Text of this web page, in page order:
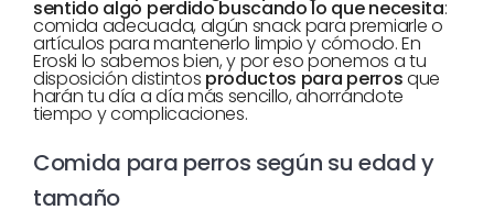
sentido algo perdido buscando lo que necesita:
comida adecuada, algún snack para premiarle o
artículos para mantenerlo limpio y cómodo. En
Eroski lo sabemos bien, y por eso ponemos a tu
disposición distintos productos para perrosque
harán tu día a día más sencillo, ahorrándote
tiempo y complicaciones.
Comida para perros según su edad y
tamaño